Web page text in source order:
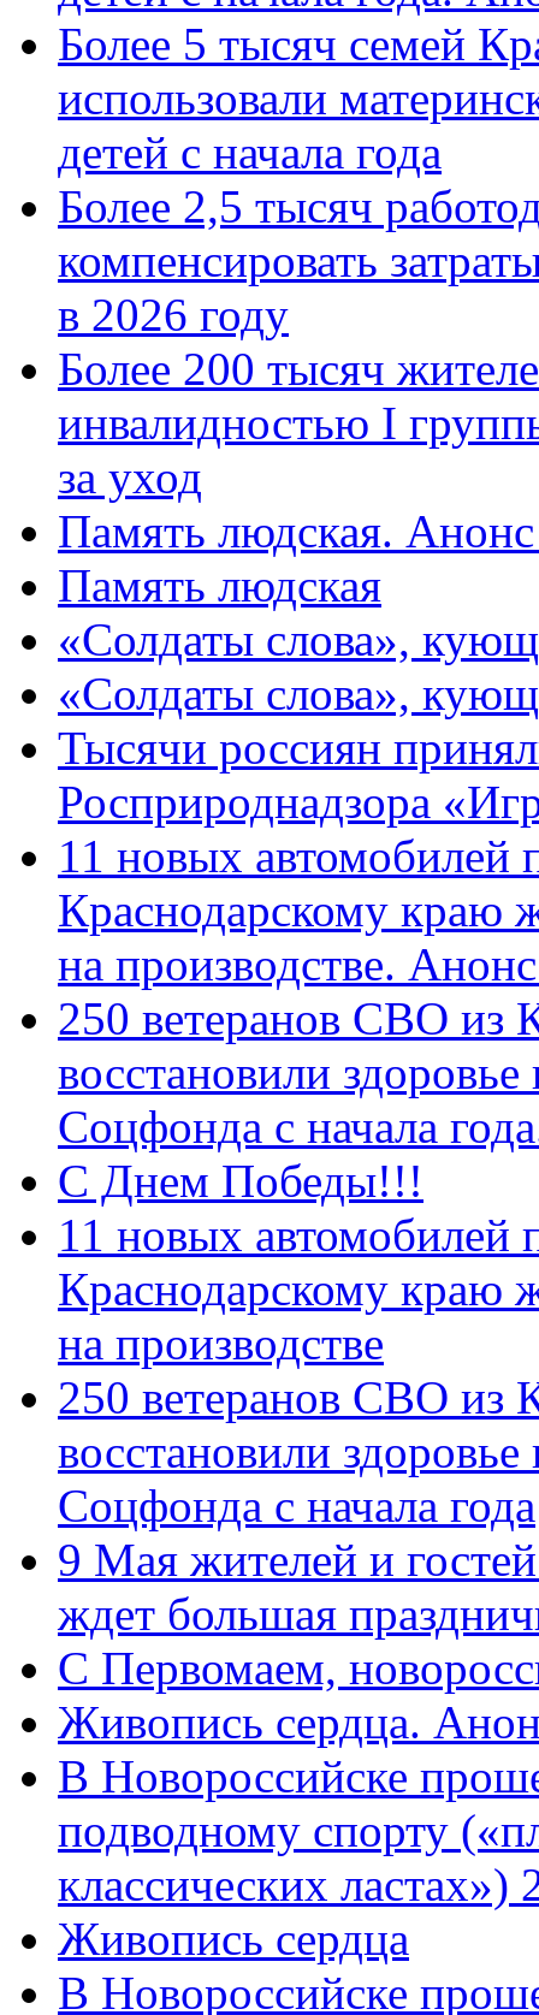
Более 5 тысяч семей
использовали
детей с начала года
Более 2,5 тысяч
компенсировать
в 2026 году
Более 200 тысяч
инвалидностью I
за уход
Память людская.
Память людская
«Солдаты слова»,
«Солдаты слова»,
Тысячи россиян
Росприроднадзора
11 новых автомобилей
Краснодарскому краю
на производстве.
250 ветеранов СВО из
восстановили
Соцфонда с начала
С Днем Победы!!!
11 новых автомобилей
Краснодарскому краю
на производстве
250 ветеранов СВО из
восстановили
Соцфонда с начала года
9 Мая жителей и
ждет большая
C Первомаем,
Живопись сердца.
В Новороссийске
подводному спорту
классических
Живопись сердца
В Новороссийске